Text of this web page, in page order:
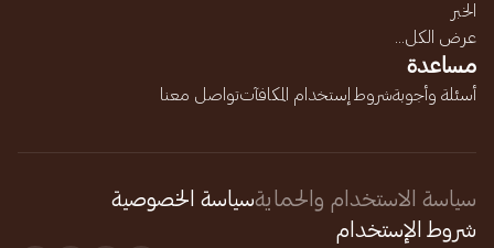
الخبر
عرض الكل...
مساعدة
أسئلة وأجوبةشروط إستخدام المكافآتتواصل معنا
سياسة الاستخدام والحمايةسياسة الخصوصية
شروط الإستخدام